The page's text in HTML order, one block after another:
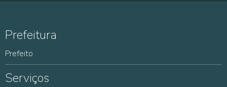
Prefeitura
Prefeito
Serviços